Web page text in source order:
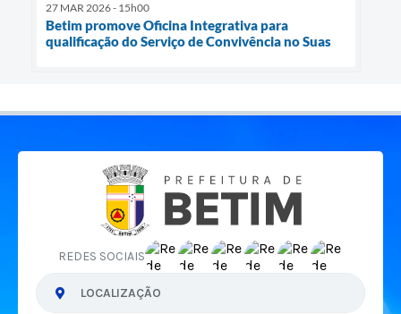
27 MAR 2026 - 15h00
Betim promove Oficina Integrativa para
qualificação do Serviço de Convivência no Suas
REDES SOCIAIS
LOCALIZAÇÃO